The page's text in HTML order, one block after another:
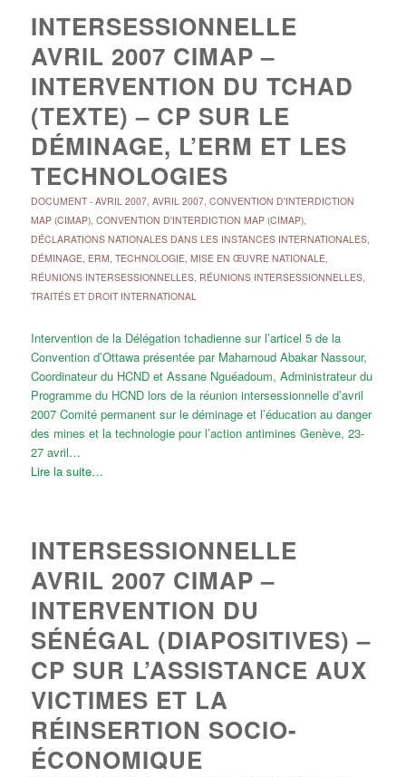
INTERSESSIONNELLE
AVRIL 2007 CIMAP –
INTERVENTION DU TCHAD
(TEXTE) – CP SUR LE
DÉMINAGE, L’ERM ET LES
TECHNOLOGIES
DOCUMENT- AVRIL 2007, AVRIL 2007, CONVENTION D'INTERDICTION
MAP (CIMAP), CONVENTION D'INTERDICTION MAP (CIMAP),
DÉCLARATIONS NATIONALES DANS LES INSTANCES INTERNATIONALES,
DÉMINAGE, ERM, TECHNOLOGIE, MISE EN ŒUVRE NATIONALE,
RÉUNIONS INTERSESSIONNELLES, RÉUNIONS INTERSESSIONNELLES,
TRAITÉS ET DROIT INTERNATIONAL
Intervention de la Délégation tchadienne sur l’articel 5 de la
Convention d’Ottawa présentée par Mahamoud Abakar Nassour,
Coordinateur du HCND et Assane Nguéadoum, Administrateur du
Programme du HCND lors de la réunion intersessionnelle d’avril
2007 Comité permanent sur le déminage et l’éducation au danger
des mines et la technologie pour l’action antimines Genève, 23-
27 avril…
Lire la suite…
INTERSESSIONNELLE
AVRIL 2007 CIMAP –
INTERVENTION DU
SÉNÉGAL (DIAPOSITIVES) –
CP SUR L’ASSISTANCE AUX
VICTIMES ET LA
RÉINSERTION SOCIO-
ÉCONOMIQUE